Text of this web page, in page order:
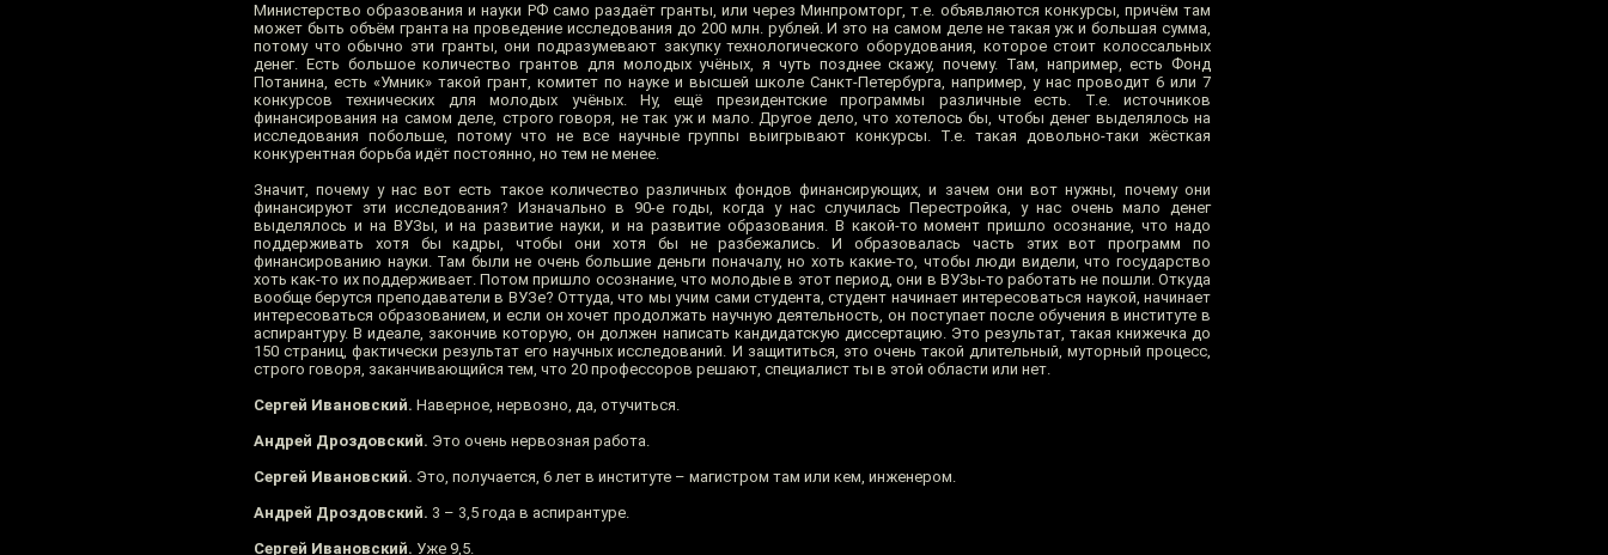
Министерство образования и науки РФ само раздаёт гранты, или через Минпромторг, т.е. объявляются конкурсы, причём там
может быть объём гранта на проведение исследования до 200 млн. рублей. И это на самом деле не такая уж и большая сумма,
потому что обычно эти гранты, они подразумевают закупку технологического оборудования, которое стоит колоссальных
денег. Есть большое количество грантов для молодых учёных, я чуть позднее скажу, почему. Там, например, есть Фонд
Потанина, есть «Умник» такой грант, комитет по науке и высшей школе Санкт-Петербурга, например, у нас проводит 6 или 7
конкурсов технических для молодых учёных. Ну, ещё президентские программы различные есть. Т.е. источников
финансирования на самом деле, строго говоря, не так уж и мало. Другое дело, что хотелось бы, чтобы денег выделялось на
исследования побольше, потому что не все научные группы выигрывают конкурсы. Т.е. такая довольно-таки жёсткая
конкурентная борьба идёт постоянно, но тем не менее.
Значит, почему у нас вот есть такое количество различных фондов финансирующих, и зачем они вот нужны, почему они
финансируют эти исследования? Изначально в 90-е годы, когда у нас случилась Перестройка, у нас очень мало денег
выделялось и на ВУЗы, и на развитие науки, и на развитие образования. В какой-то момент пришло осознание, что надо
поддерживать хотя бы кадры, чтобы они хотя бы не разбежались. И образовалась часть этих вот программ по
финансированию науки. Там были не очень большие деньги поначалу, но хоть какие-то, чтобы люди видели, что государство
хоть как-то их поддерживает. Потом пришло осознание, что молодые в этот период, они в ВУЗы-то работать не пошли. Откуда
вообще берутся преподаватели в ВУЗе? Оттуда, что мы учим сами студента, студент начинает интересоваться наукой, начинает
интересоваться образованием, и если он хочет продолжать научную деятельность, он поступает после обучения в институте в
аспирантуру. В идеале, закончив которую, он должен написать кандидатскую диссертацию. Это результат, такая книжечка до
150 страниц, фактически результат его научных исследований. И защититься, это очень такой длительный, муторный процесс,
строго говоря, заканчивающийся тем, что 20 профессоров решают, специалист ты в этой области или нет.
Сергей Ивановский. Наверное, нервозно, да, отучиться.
Андрей Дроздовский. Это очень нервозная работа.
Сергей Ивановский. Это, получается, 6 лет в институте – магистром там или кем, инженером.
Андрей Дроздовский. 3 – 3,5 года в аспирантуре.
Сергей Ивановский. Уже 9,5.